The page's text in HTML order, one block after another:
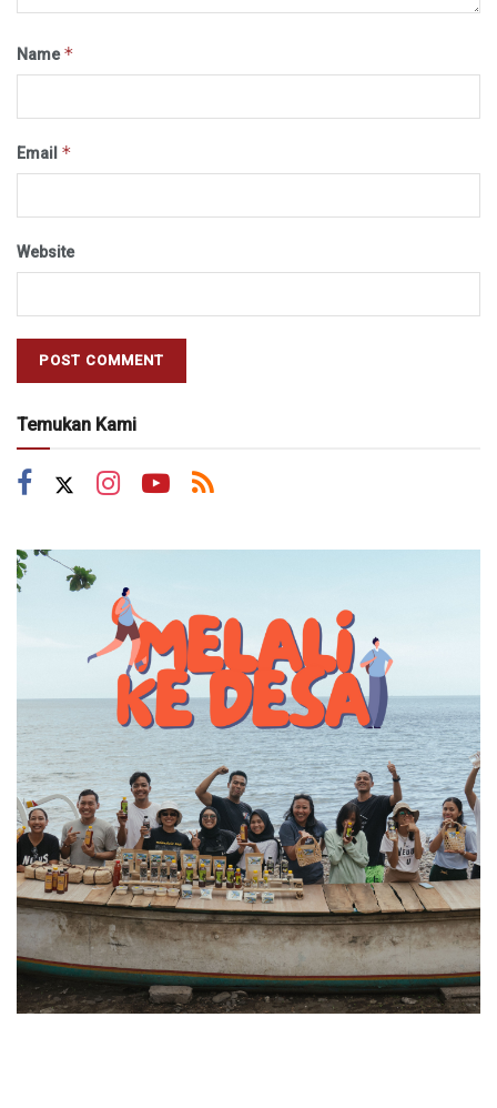
Name*
Email *
Website
Temukan Kami